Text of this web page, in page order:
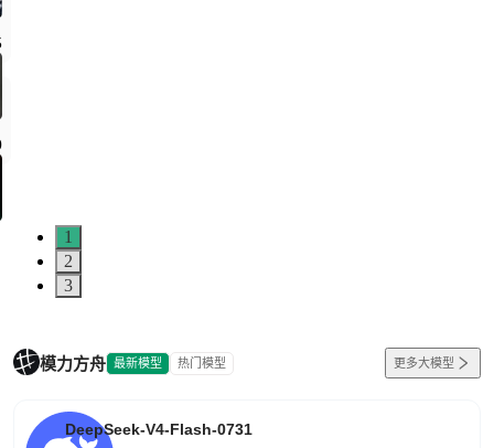
1
2
3
模力方舟 最新模型 热门模型 更多大模型
DeepSeek-V4-Flash-0731